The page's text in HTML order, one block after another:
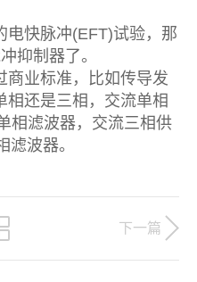
快脉冲(EFT)试验，那
抑制器了。
业标准，比如传导发
相还是三相，交流单相
相滤波器，交流三相供
滤波器。
下一篇